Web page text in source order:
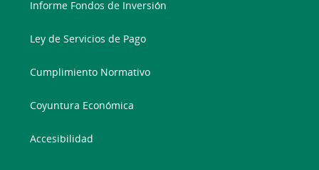
Informe Fondos de Inversión
Ley de Servicios de Pago
Cumplimiento Normativo
Coyuntura Económica
Accesibilidad